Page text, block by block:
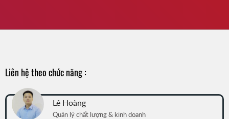
Liên hệ theo chức năng :
Lê Hoàng
Quản lý chất lượng & kinh doanh